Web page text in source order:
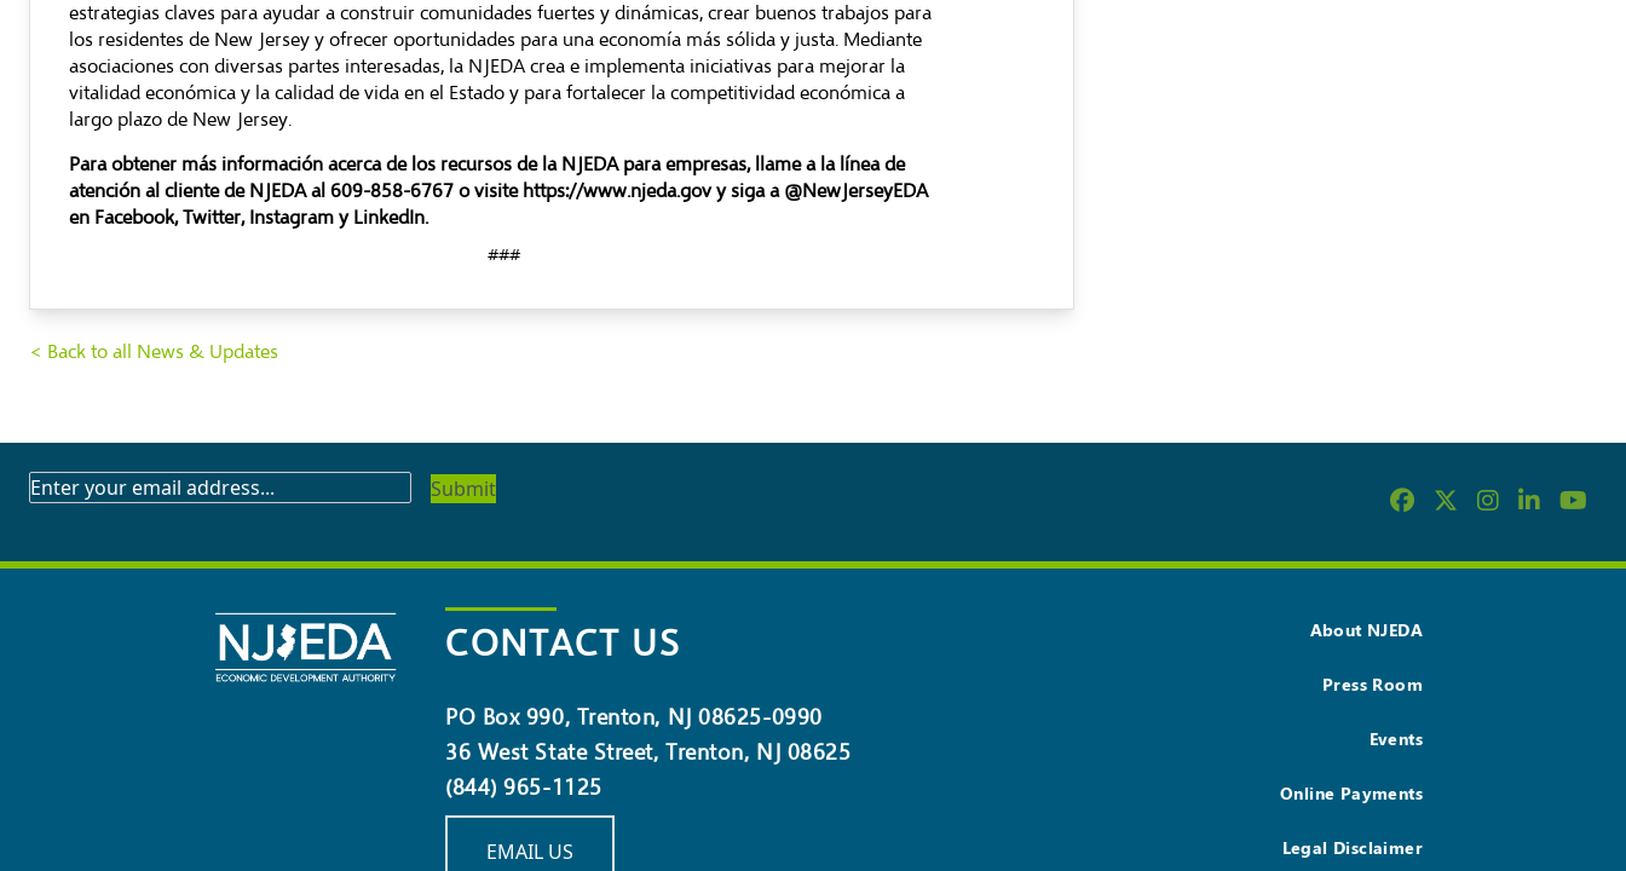
estrategias claves para ayudar a construir comunidades fuertes y dinámicas, crear buenos trabajos para
los residentes de New Jersey y ofrecer oportunidades para una economía más sólida y justa. Mediante
asociaciones con diversas partes interesadas, la NJEDA crea e implementa iniciativas para mejorar la
vitalidad económica y la calidad de vida en el Estado y para fortalecer la competitividad económica a
largo plazo de New Jersey.
Para obtener más información acerca de los recursos de la NJEDA para empresas, llame a la línea de
atención al cliente de NJEDA al 609-858-6767 o visite https://www.njeda.govy siga a @NewJerseyEDA
en Facebook,Twitter, Instagram y LinkedIn.
###
< Back to all News & Updates
SUBSCRIBE
NEWSLETTER
CONTACT US
PO Box 990, Trenton, NJ 08625-0990
36 West State Street, Trenton, NJ 08625
(844) 965-1125
EMAIL US
About NJEDA
Press Room
Events
Online Payments
Legal Disclaimer